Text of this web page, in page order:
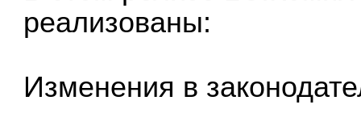
реализованы:
Изменения в